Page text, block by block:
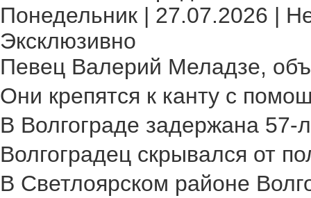
Понедельник | 27.07.2026 |
Эксклюзивно
Певец Валерий Меладзе,
Они крепятся к канту с
В Волгограде задержана 57-
Волгоградец скрывался от
В Светлоярском районе